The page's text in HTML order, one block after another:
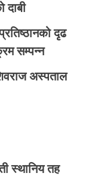
दृढ
सम्पन्न
अस्पताल
स्थानिय तह